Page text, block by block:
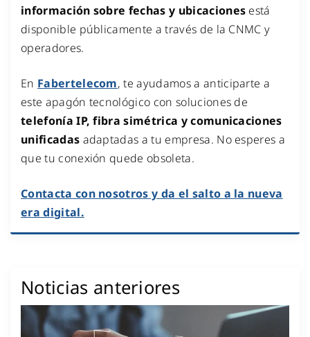
información sobre fechas y ubicaciones está
disponible públicamente a través de la CNMC y
operadores.
En Fabertelecom, te ayudamos a anticiparte a
este apagón tecnológico con soluciones de
telefonía IP, fibra simétrica y comunicaciones
unificadas adaptadas a tu empresa. No esperes a
que tu conexión quede obsoleta.
Contacta con nosotros y da el salto a la nueva
era digital.
Noticias anteriores